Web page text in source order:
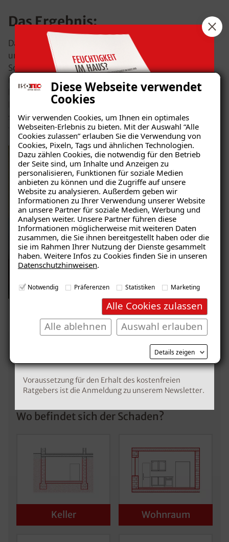
Diese Webseite verwendet
Cookies
Wir verwenden Cookies, um Ihnen ein optimales
Webseiten-Erlebnis zu bieten. Mit der Auswahl “Alle
Cookies zulassen” erlauben Sie die Verwendung von
Cookies, Pixeln, Tags und ähnlichen Technologien.
Dazu zählen Cookies, die notwendig für den Betrieb
der Seite sind, um Inhalte und Anzeigen zu
personalisieren, Funktionen für soziale Medien
anbieten zu können und die Zugriffe auf unsere
Website zu analysieren. Außerdem geben wir
Informationen zu Ihrer Verwendung unserer Website
an unsere Partner für soziale Medien, Werbung und
Analysen weiter. Unsere Partner führen diese
Informationen möglicherweise mit weiteren Daten
zusammen, die Sie ihnen bereitgestellt haben oder die
sie im Rahmen Ihrer Nutzung der Dienste gesammelt
haben. Weitere Infos zu Cookies finden Sie in unseren
Datenschutzhinweisen.
Notwendig Präferenzen Statistiken Marketing
Alle Cookies zulassen
Auswahl erlauben
Alle ablehnen
Details zeigen
Das Ergebnis:
Dank der professionellen Schimmelsanierung
unseren ISOTEC-Fachbetrieb konnte der
Schimmelbefall hinter der Küchenzeile vollständig
beseitigt werden. Durch die gezielte Behandlung der
betroffenen Wandflächen wurde eine langfristige
Lösung geschaffen. Nach Abschluss der Arbeiten zeigt
sich die Küche nun in einem einwandfreien Zustand,
frei von Schimmel und feuchten Stellen.
Unverbindliche
Schadensanalyse erhalten
Wo befindet sich der Schaden?
Keller Wohnraum
Ratgeber „Sofort-Tipps gegen
Feuchtigkeit“
– jetzt kostenlos
herunterladen!
E-Mail eingeben
Kostenlosen Ratgeber anfordern
Voraussetzung für den Erhalt des kostenfreien
Ratgebers ist die Anmeldung zu unserem Newsletter.